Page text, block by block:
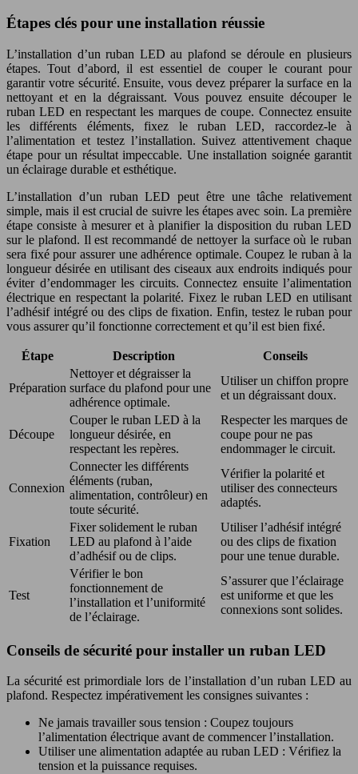
Étapes clés pour une installation réussie
L’installation d’un ruban LED au plafond se déroule en plusieurs
étapes. Tout d’abord, il est essentiel de couper le courant pour
garantir votre sécurité. Ensuite, vous devez préparer la surface en la
nettoyant et en la dégraissant. Vous pouvez ensuite découper le
ruban LED en respectant les marques de coupe. Connectez ensuite
les différents éléments, fixez le ruban LED, raccordez-le à
l’alimentation et testez l’installation. Suivez attentivement chaque
étape pour un résultat impeccable. Une installation soignée garantit
un éclairage durable et esthétique.
L’installation d’un ruban LED peut être une tâche relativement
simple, mais il est crucial de suivre les étapes avec soin. La première
étape consiste à mesurer et à planifier la disposition du ruban LED
sur le plafond. Il est recommandé de nettoyer la surface où le ruban
sera fixé pour assurer une adhérence optimale. Coupez le ruban à la
longueur désirée en utilisant des ciseaux aux endroits indiqués pour
éviter d’endommager les circuits. Connectez ensuite l’alimentation
électrique en respectant la polarité. Fixez le ruban LED en utilisant
l’adhésif intégré ou des clips de fixation. Enfin, testez le ruban pour
vous assurer qu’il fonctionne correctement et qu’il est bien fixé.
Étape Description Conseils
Préparation
Nettoyer et dégraisser la
surface du plafond pour une
adhérence optimale.
Utiliser un chiffon propre
et un dégraissant doux.
Découpe
Couper le ruban LED à la
longueur désirée, en
respectant les repères.
Respecter les marques de
coupe pour ne pas
endommager le circuit.
Connexion
Connecter les différents
éléments (ruban,
alimentation, contrôleur) en
toute sécurité.
Vérifier la polarité et
utiliser des connecteurs
adaptés.
Fixation
Fixer solidement le ruban
LED au plafond à l’aide
d’adhésif ou de clips.
Utiliser l’adhésif intégré
ou des clips de fixation
pour une tenue durable.
Test
Vérifier le bon
fonctionnement de
l’installation et l’uniformité
de l’éclairage.
S’assurer que l’éclairage
est uniforme et que les
connexions sont solides.
Conseils de sécurité pour installer un ruban LED
La sécurité est primordiale lors de l’installation d’un ruban LED au
plafond. Respectez impérativement les consignes suivantes :
Ne jamais travailler sous tension : Coupez toujours
l’alimentation électrique avant de commencer l’installation.
Utiliser une alimentation adaptée au ruban LED : Vérifiez la
tension et la puissance requises.